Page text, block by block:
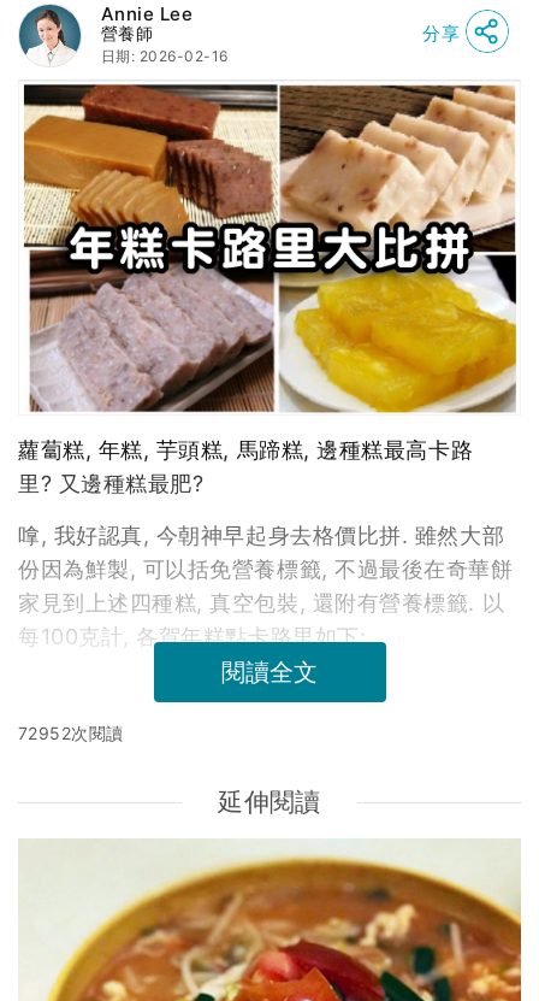
Annie Lee
營養師
日期: 2026-02-16
分享
蘿蔔糕, 年糕, 芋頭糕, 馬蹄糕, 邊種糕最高卡路
里? 又邊種糕最肥?
嗱, 我好認真, 今朝神早起身去格價比拼. 雖然大部
份因為鮮製, 可以括免營養標籤, 不過最後在奇華餅
家見到上述四種糕, 真空包裝, 還附有營養標籤. 以
每100克計, 各賀年糕點卡路里如下:
閱讀全文
72952次閱讀
延伸閱讀